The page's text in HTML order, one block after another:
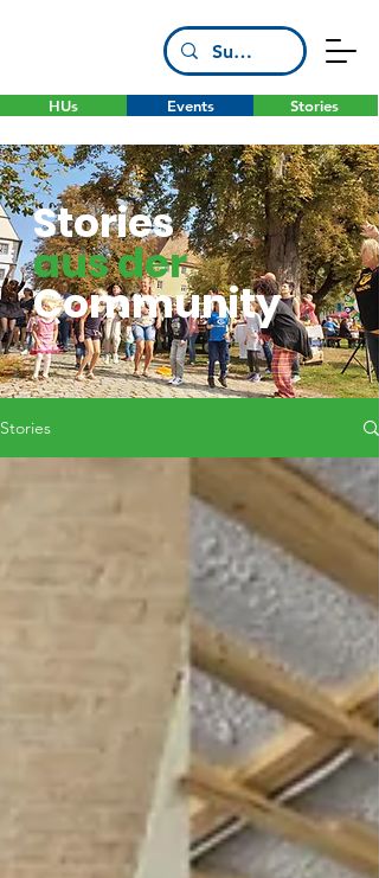
HUs Stories
Events
Stories
aus der
Community
Stories